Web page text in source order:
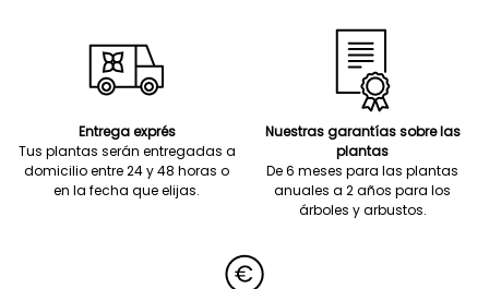
Entrega exprés
Tus plantas serán entregadas a
domicilio entre 24 y 48 horas o
en la fecha que elijas.
Nuestras garantías sobre las
plantas
De 6 meses para las plantas
anuales a 2 años para los
árboles y arbustos.